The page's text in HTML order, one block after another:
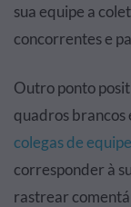
sua equipe a
concorrentes e
Outro ponto
quadros brancos
colegas de equipe
corresponder à
rastrear